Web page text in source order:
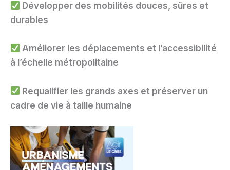
Développer des mobilités douces, sûres et
durables
Améliorer les déplacements et l’accessibilité
à l’échelle métropolitaine
Requalifier les grands axes et préserver un
cadre de vie à taille humaine